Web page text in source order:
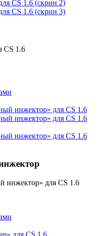
CS 1.6
инжектор» для CS 1.6